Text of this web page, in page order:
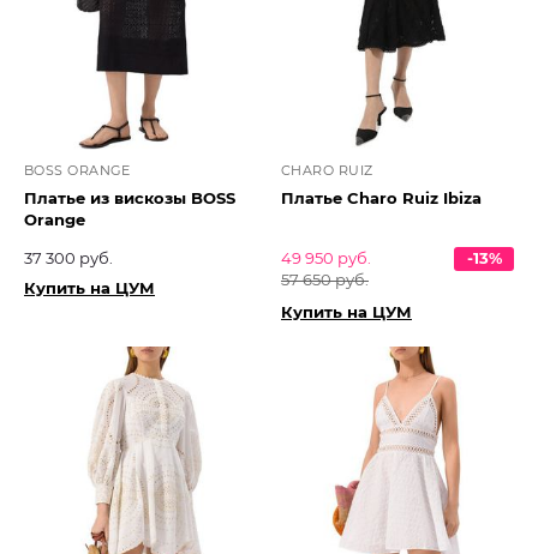
BOSS ORANGE
Платье из вискозы BOSS
Orange
37 300 руб.
Купить на ЦУМ
CHARO RUIZ
Платье Charo Ruiz Ibiza
49 950 руб.
57 650 руб.
-13%
Купить на ЦУМ